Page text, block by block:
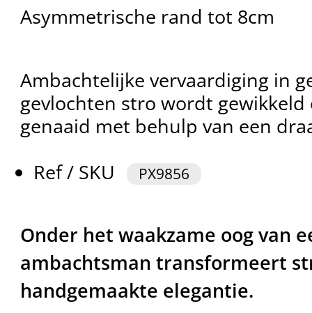
Asymmetrische rand tot 8cm
Ambachtelijke vervaardiging in
gevlochten stro wordt
genaaid met behulp van een
Ref / SKU
PX9856
Onder het waakzame oog van
ambachtsman transformeert
handgemaakte elegantie.